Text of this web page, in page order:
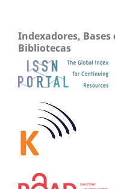
Indexadores, Bases
Bibliotecas